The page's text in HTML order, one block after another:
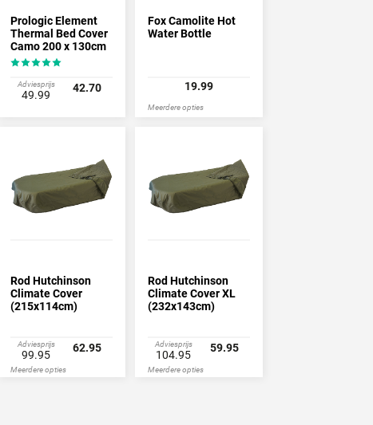
Prologic Element
Thermal Bed Cover
Camo 200 x 130cm
(Incl. Carry Sack)
Adviesprijs
49.99
42.70
Fox Camolite Hot
Water Bottle
19.99
Meerdere opties
Rod Hutchinson
Climate Cover
(215x114cm)
Adviesprijs
99.95
62.95
Meerdere opties
Rod Hutchinson
Climate Cover XL
(232x143cm)
Adviesprijs
104.95
59.95
Meerdere opties